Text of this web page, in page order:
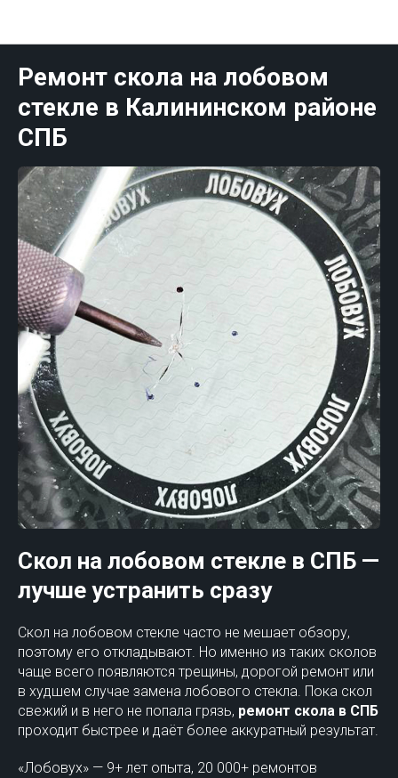
Ремонт скола на лобовом
стекле в Калининском районе
СПБ
Скол на лобовом стекле в СПБ —
лучше устранить сразу
Скол на лобовом стекле часто не мешает обзору,
поэтому его откладывают. Но именно из таких сколов
чаще всего появляются трещины, дорогой ремонт или
в худшем случае замена лобового стекла. Пока скол
свежий и в него не попала грязь, ремонт скола в СПБ
проходит быстрее и даёт более аккуратный результат.
«Лобовух» — 9+ лет опыта, 20 000+ ремонтов